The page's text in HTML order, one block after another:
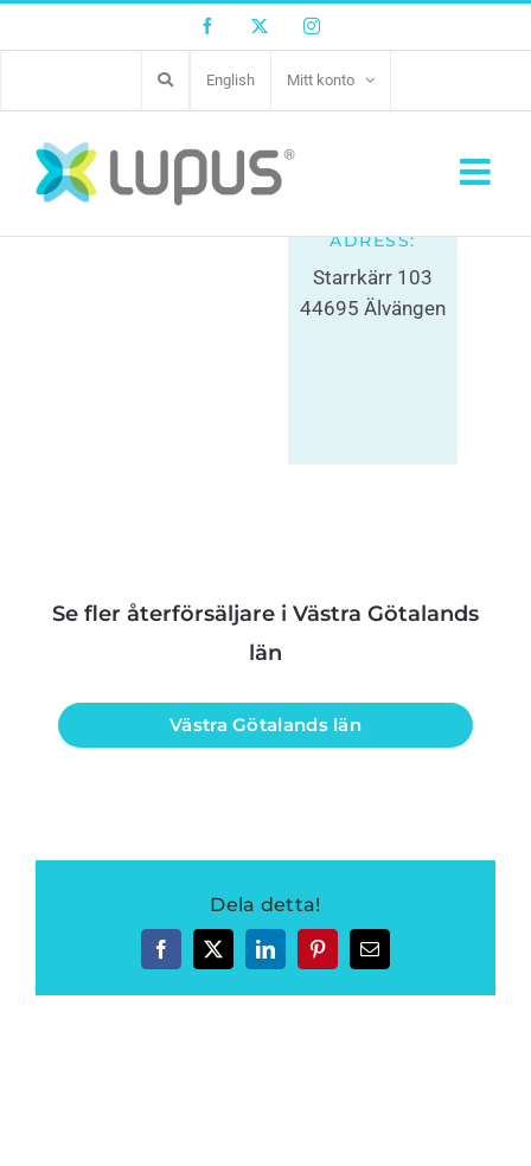
Facebook Twitter Instagram
English Mitt konto
Ale Ridsport
0303-742830
ADRESS:
Starrkärr 103
44695 Älvängen
Se fler återförsäljare i Västra Götalands
län
Västra Götalands län
Dela detta!
FacebookTwitterLinkedInPinterest
E-
post